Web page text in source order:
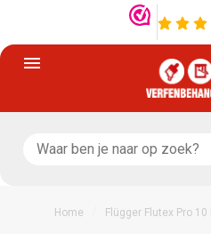
Home Flügger Flutex Pro